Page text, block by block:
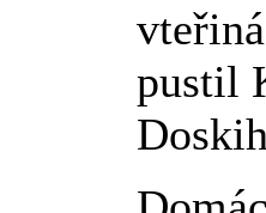
pustil